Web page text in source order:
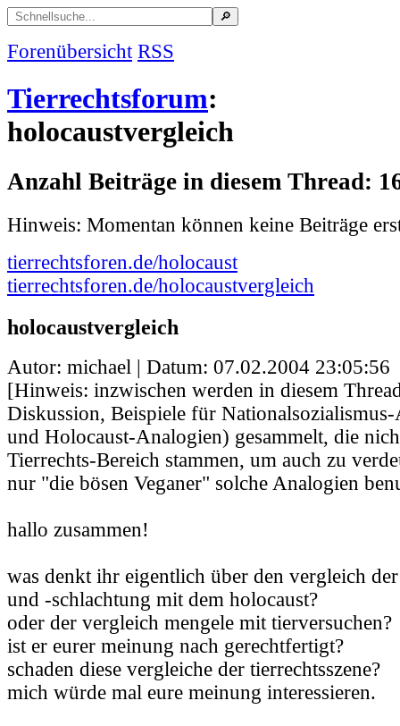
Forenübersicht RSS
Tierrechtsforum:
holocaustvergleich
Anzahl Beiträge in diesem Thread:
Hinweis: Momentan können keine Beiträge
tierrechtsforen.de/holocaust
tierrechtsforen.de/holocaustvergleich
holocaustvergleich
Autor: michael | Datum: 07.02.2004 23:05:56
[Hinweis: inzwischen werden in diesem
Diskussion, Beispiele für
und Holocaust-Analogien) gesammelt, die
Tierrechts-Bereich stammen, um auch zu
nur "die bösen Veganer" solche Analogien
hallo zusammen!
was denkt ihr eigentlich über den vergleich
und -schlachtung mit dem holocaust?
oder der vergleich mengele mit tierversuchen?
ist er eurer meinung nach gerechtfertigt?
schaden diese vergleiche der tierrechtsszene?
mich würde mal eure meinung interessieren.